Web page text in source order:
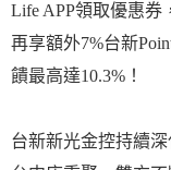
Life APP領取優惠券
再享額外7%台新
饋最高達10.3%！
台新新光金控持續